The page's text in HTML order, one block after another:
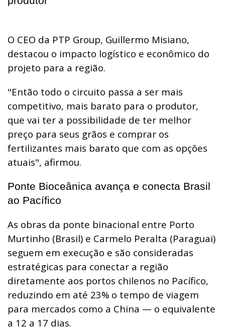
O CEO da PTP Group, Guillermo Misiano,
destacou o impacto logístico e econômico do
projeto para a região.
"Então todo o circuito passa a ser mais
competitivo, mais barato para o produtor,
que vai ter a possibilidade de ter melhor
preço para seus grãos e comprar os
fertilizantes mais barato que com as opções
atuais", afirmou.
Ponte Bioceânica avança e conecta Brasil
ao Pacífico
As obras da ponte binacional entre Porto
Murtinho (Brasil) e Carmelo Peralta (Paraguai)
seguem em execução e são consideradas
estratégicas para conectar a região
diretamente aos portos chilenos no Pacífico,
reduzindo em até 23% o tempo de viagem
para mercados como a China — o equivalente
a 12 a 17 dias.